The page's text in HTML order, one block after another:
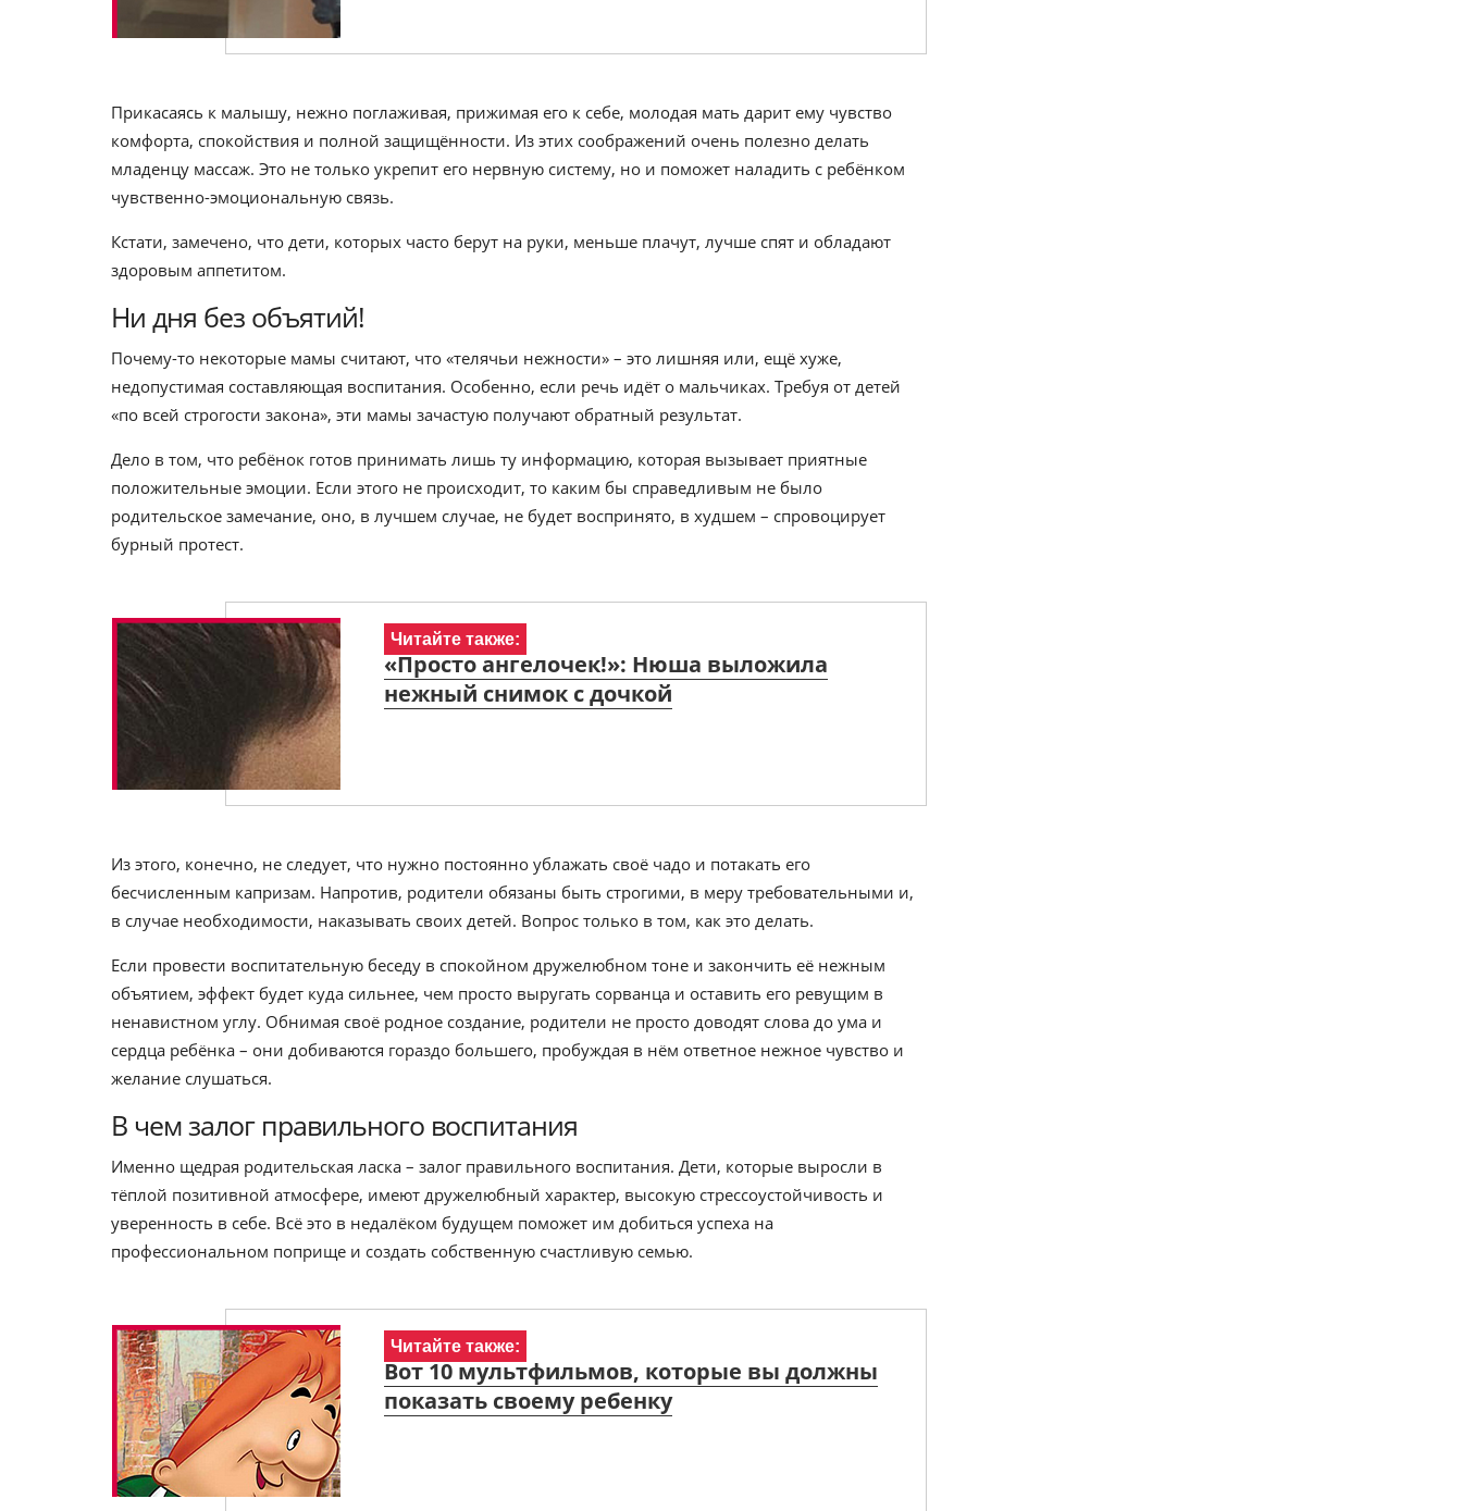
Прикасаясь к малышу, нежно поглаживая, прижимая его к себе, молодая мать дарит ему чувство
комфорта, спокойствия и полной защищённости. Из этих соображений очень полезно делать
младенцу массаж. Это не только укрепит его нервную систему, но и поможет наладить с ребёнком
чувственно-эмоциональную связь.
Кстати, замечено, что дети, которых часто берут на руки, меньше плачут, лучше спят и обладают
здоровым аппетитом.
Ни дня без объятий!
Почему-то некоторые мамы считают, что «телячьи нежности» – это лишняя или, ещё хуже,
недопустимая составляющая воспитания. Особенно, если речь идёт о мальчиках. Требуя от детей
«по всей строгости закона», эти мамы зачастую получают обратный результат.
Дело в том, что ребёнок готов принимать лишь ту информацию, которая вызывает приятные
положительные эмоции. Если этого не происходит, то каким бы справедливым не было
родительское замечание, оно, в лучшем случае, не будет воспринято, в худшем – спровоцирует
бурный протест.
Читайте также:
«Просто ангелочек!»: Нюша выложила
нежный снимок с дочкой
Из этого, конечно, не следует, что нужно постоянно ублажать своё чадо и потакать его
бесчисленным капризам. Напротив, родители обязаны быть строгими, в меру требовательными и,
в случае необходимости, наказывать своих детей. Вопрос только в том, как это делать.
Если провести воспитательную беседу в спокойном дружелюбном тоне и закончить её нежным
объятием, эффект будет куда сильнее, чем просто выругать сорванца и оставить его ревущим в
ненавистном углу. Обнимая своё родное создание, родители не просто доводят слова до ума и
сердца ребёнка – они добиваются гораздо большего, пробуждая в нём ответное нежное чувство и
желание слушаться.
В чем залог правильного воспитания
Именно щедрая родительская ласка – залог правильного воспитания. Дети, которые выросли в
тёплой позитивной атмосфере, имеют дружелюбный характер, высокую стрессоустойчивость и
уверенность в себе. Всё это в недалёком будущем поможет им добиться успеха на
профессиональном поприще и создать собственную счастливую семью.
Читайте также:
Вот 10 мультфильмов, которые вы должны
показать своему ребенку